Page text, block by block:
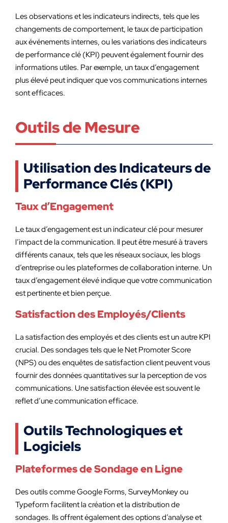
Les observations et les indicateurs indirects, tels que les
changements de comportement, le taux de participation
aux événements internes, ou les variations des indicateurs
de performance clé (KPI) peuvent également fournir des
informations utiles. Par exemple, un taux d’engagement
plus élevé peut indiquer que vos communications internes
sont efficaces.
Outils de Mesure
Utilisation des Indicateurs de
Performance Clés (KPI)
Taux d’Engagement
Le taux d’engagement est un indicateur clé pour mesurer
l’impact de la communication. Il peut être mesuré à travers
différents canaux, tels que les réseaux sociaux, les blogs
d’entreprise ou les plateformes de collaboration interne. Un
taux d’engagement élevé indique que votre communication
est pertinente et bien perçue.
Satisfaction des Employés/Clients
La satisfaction des employés et des clients est un autre KPI
crucial. Des sondages tels que le Net Promoter Score
(NPS) ou des enquêtes de satisfaction client peuvent vous
fournir des données quantitatives sur la perception de vos
communications. Une satisfaction élevée est souvent le
reflet d’une communication efficace.
Outils Technologiques et
Logiciels
Plateformes de Sondage en Ligne
Des outils comme Google Forms, SurveyMonkey ou
Typeform facilitent la création et la distribution de
sondages. Ils offrent également des options d’analyse et